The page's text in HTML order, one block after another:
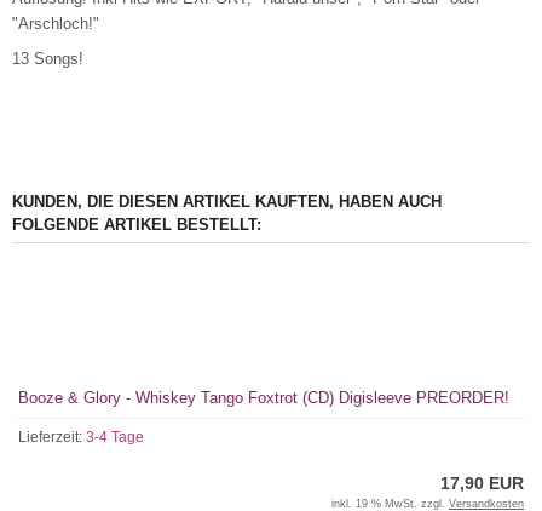
"Arschloch!"
13 Songs!
KUNDEN, DIE DIESEN ARTIKEL KAUFTEN, HABEN AUCH
FOLGENDE ARTIKEL BESTELLT:
Booze & Glory - Whiskey Tango Foxtrot (CD) Digisleeve PREORDER!
Lieferzeit: 3-4 Tage
17,90 EUR
inkl. 19 % MwSt. zzgl. Versandkosten